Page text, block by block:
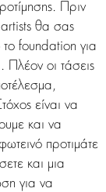
Πριν
artists θα σας
το foundation για
Πλέον οι τάσεις
είναι να
και να
προτιμάτε
και μια
για να